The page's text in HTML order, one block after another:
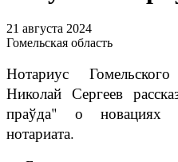
21 августа 2024
Гомельская область
Нотариус
Николай Сергеев
праўда" о новациях
нотариата.